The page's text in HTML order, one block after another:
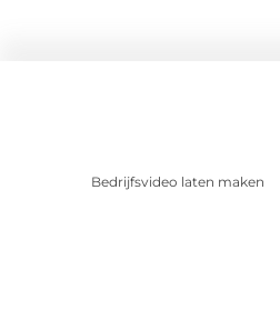
Bedrijfsvideo laten maken